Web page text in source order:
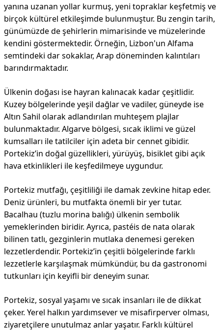
yanına uzanan yollar kurmuş, yeni topraklar keşfetmiş ve
birçok kültürel etkileşimde bulunmuştur. Bu zengin tarih,
günümüzde de şehirlerin mimarisinde ve müzelerinde
kendini göstermektedir. Örneğin, Lizbon'un Alfama
semtindeki dar sokaklar, Arap döneminden kalıntıları
barındırmaktadır.
Ülkenin doğası ise hayran kalınacak kadar çeşitlidir.
Kuzey bölgelerinde yeşil dağlar ve vadiler, güneyde ise
Altın Sahil olarak adlandırılan muhteşem plajlar
bulunmaktadır. Algarve bölgesi, sıcak iklimi ve güzel
kumsalları ile tatilciler için adeta bir cennet gibidir.
Portekiz’in doğal güzellikleri, yürüyüş, bisiklet gibi açık
hava etkinlikleri ile keşfedilmeye uygundur.
Portekiz mutfağı, çeşitliliği ile damak zevkine hitap eder.
Deniz ürünleri, bu mutfakta önemli bir yer tutar.
Bacalhau (tuzlu morina balığı) ülkenin sembolik
yemeklerinden biridir. Ayrıca, pastéis de nata olarak
bilinen tatlı, gezginlerin mutlaka denemesi gereken
lezzetlerdendir. Portekiz’in çeşitli bölgelerinde farklı
lezzetlerle karşılaşmak mümkündür, bu da gastronomi
tutkunları için keyifli bir deneyim sunar.
Portekiz, sosyal yaşamı ve sıcak insanları ile de dikkat
çeker. Yerel halkın yardımsever ve misafirperver olması,
ziyaretçilere unutulmaz anlar yaşatır. Farklı kültürel